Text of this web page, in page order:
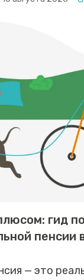
гид по
пенсии
— это